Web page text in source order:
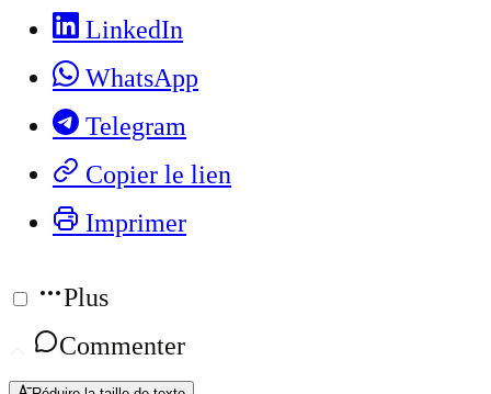
LinkedIn
WhatsApp
Telegram
Copier le lien
Imprimer
Plus
Commenter